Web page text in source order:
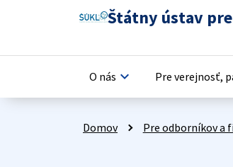
Štátny ústav
O nás keyboard_arrow_down Pre verejnosť,
Domov Pre odborníkov a